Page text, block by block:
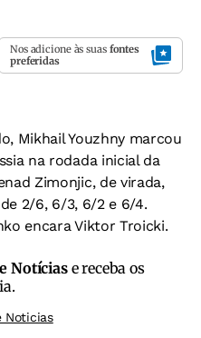
Nos adicione às suas fontes
preferidas
Mikhail Youzhny marcou
na rodada inicial da
Zimonjic, de virada,
2/6, 6/3, 6/2 e 6/4.
encara Viktor Troicki.
Notíciase receba os
Noticias